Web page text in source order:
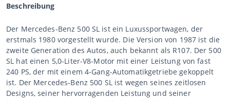
Beschreibung
Der Mercedes-Benz 500 SL ist ein Luxussportwagen, der
erstmals 1980 vorgestellt wurde. Die Version von 1987 ist die
zweite Generation des Autos, auch bekannt als R107. Der 500
SL hat einen 5,0-Liter-V8-Motor mit einer Leistung von fast
240 PS, der mit einem 4-Gang-Automatikgetriebe gekoppelt
ist. Der Mercedes-Benz 500 SL ist wegen seines zeitlosen
Designs, seiner hervorragenden Leistung und seiner